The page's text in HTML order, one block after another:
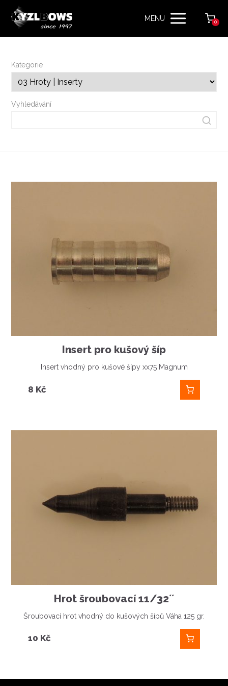
MENU 0
Kategorie
Vyhledávání
Insert pro kušový šíp
Insert vhodný pro kušové šípy xx75 Magnum
8 Kč
Hrot šroubovací 11/32´´
Šroubovací hrot vhodný do kušových šípů Váha 125 gr.
10 Kč